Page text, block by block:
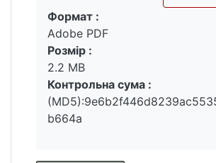
Вантажиться...
Формат :
Adobe PDF
Розмір :
2.2 MB
Контрольна сума :
b664a